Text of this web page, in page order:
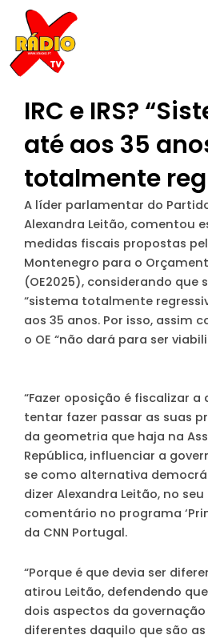
content
IRC e IRS?
até aos 35
totalmente
A líder parlamentar do
Alexandra Leitão, comentou
medidas fiscais propostas
Montenegro para o
(OE2025), considerando que
“sistema totalmente
aos 35 anos. Por isso, assim
o OE “não dará para ser
“Fazer oposição é fiscalizar
tentar fazer passar as suas
da geometria que haja na
República, influenciar a
se como alternativa
dizer Alexandra Leitão, no
comentário no programa
da CNN Portugal.
“Porque é que devia ser
atirou Leitão, defendendo
dois aspectos da
diferentes daquilo que são